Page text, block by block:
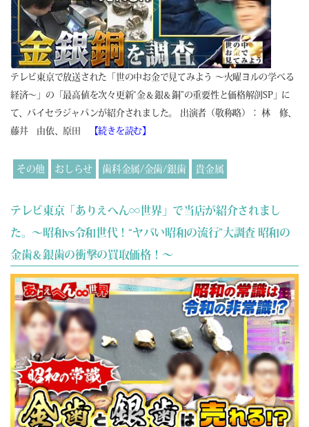
テレビ東京で放送された「世の中お金で見てみよう ～火曜ヨルの学べる
経済～」の「最高値を次々更新“金＆銀＆銅”の重要性と価格解剖SP」に
て、バイセラジャパンが紹介されました。 出演者（敬称略）： 林 修、
藤井 由依、原田
【続きを読む】
その他 おしらせ 歯科金属/金歯/銀歯 貴金属
テレビ東京「ありえへん∞世界」で当店が紹介されまし
た。～昭和vs令和世代！“ヤバい昭和の流行”大調査 昭和の
金歯＆銀歯の衝撃の買取価格！～